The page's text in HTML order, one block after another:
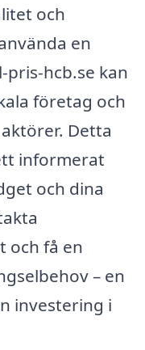
och
en
hcb.se kan
företag och
Detta
informerat
och dina
och få en
– en
investering i